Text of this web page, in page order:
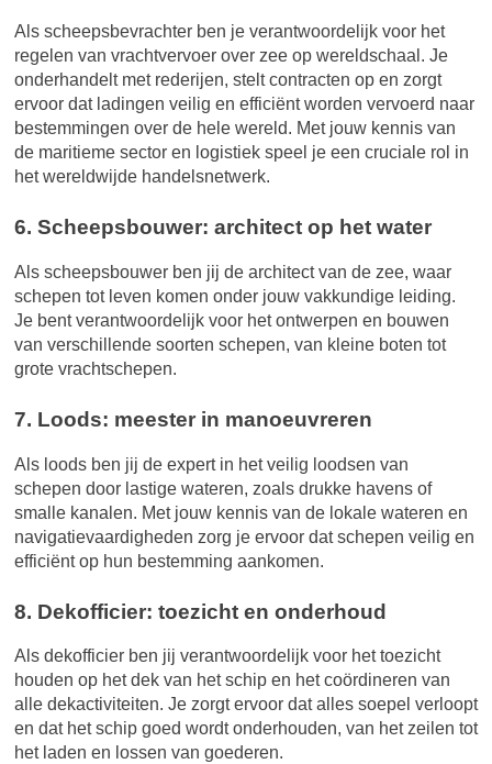
Als scheepsbevrachter ben je verantwoordelijk voor het
regelen van vrachtvervoer over zee op wereldschaal. Je
onderhandelt met rederijen, stelt contracten op en zorgt
ervoor dat ladingen veilig en efficiënt worden vervoerd naar
bestemmingen over de hele wereld. Met jouw kennis van
de maritieme sector en logistiek speel je een cruciale rol in
het wereldwijde handelsnetwerk.
6. Scheepsbouwer: architect op het water
Als scheepsbouwer ben jij de architect van de zee, waar
schepen tot leven komen onder jouw vakkundige leiding.
Je bent verantwoordelijk voor het ontwerpen en bouwen
van verschillende soorten schepen, van kleine boten tot
grote vrachtschepen.
7. Loods: meester in manoeuvreren
Als loods ben jij de expert in het veilig loodsen van
schepen door lastige wateren, zoals drukke havens of
smalle kanalen. Met jouw kennis van de lokale wateren en
navigatievaardigheden zorg je ervoor dat schepen veilig en
efficiënt op hun bestemming aankomen.
8. Dekofficier: toezicht en onderhoud
Als dekofficier ben jij verantwoordelijk voor het toezicht
houden op het dek van het schip en het coördineren van
alle dekactiviteiten. Je zorgt ervoor dat alles soepel verloopt
en dat het schip goed wordt onderhouden, van het zeilen tot
het laden en lossen van goederen.